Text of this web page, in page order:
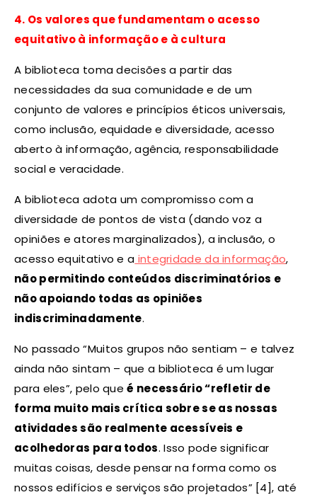
4. Os valores que fundamentam o acesso
equitativo à informação e à cultura
A biblioteca toma decisões a partir das
necessidades da sua comunidade e de um
conjunto de valores e princípios éticos universais,
como inclusão, equidade e diversidade, acesso
aberto à informação, agência, responsabilidade
social e veracidade.
A biblioteca adota um compromisso com a
diversidade de pontos de vista (dando voz a
opiniões e atores marginalizados), a inclusão, o
acesso equitativo e a integridade da informação,
não permitindo conteúdos discriminatórios e
não apoiando todas as opiniões
indiscriminadamente.
No passado “Muitos grupos não sentiam – e talvez
ainda não sintam – que a biblioteca é um lugar
para eles”, pelo queé necessário “refletir de
forma muito mais crítica sobre se as nossas
atividades são realmente acessíveis e
acolhedoras para todos. Isso pode significar
muitas coisas, desde pensar na forma como os
nossos edifícios e serviços são projetados” [4], até